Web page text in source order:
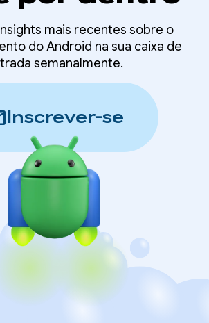
mais recentes sobre o
do Android na sua caixa de
semanalmente.
Inscrever-se